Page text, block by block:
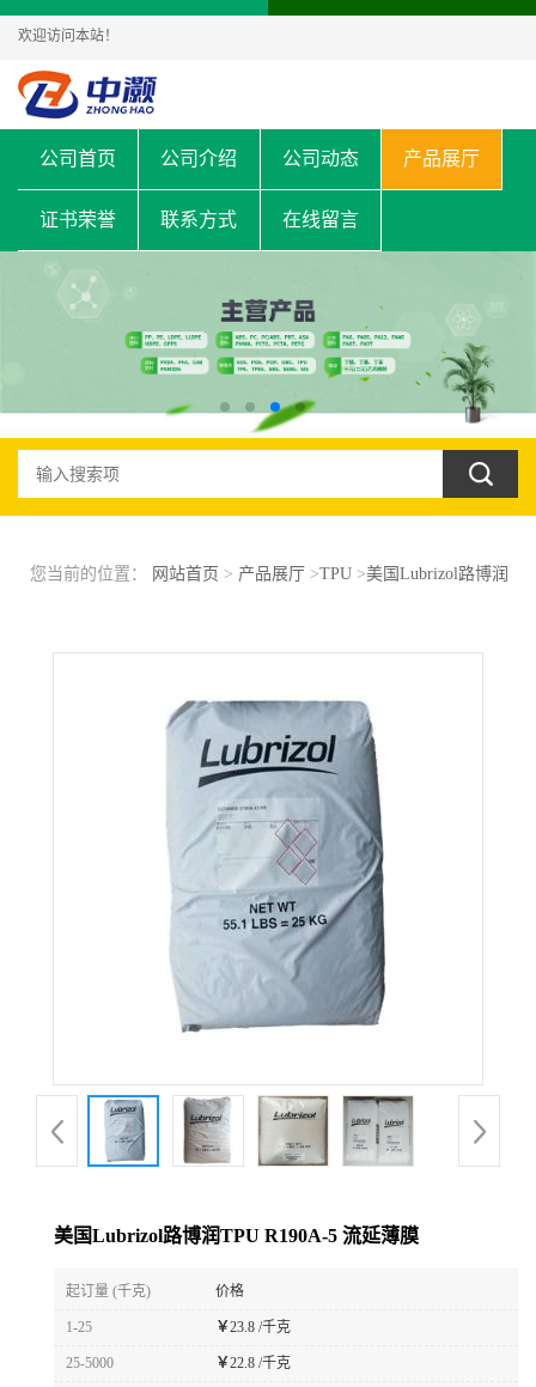
欢迎访问本站！
公司首页 公司介绍 公司动态 产品展厅
证书荣誉 联系方式 在线留言
您当前的位置： 网站首页 > 产品展厅>TPU>美国Lubrizol路博润
美国Lubrizol路博润TPU R190A-5 流延薄膜
起订量 (千克) 价格
1-25 ￥23.8 /千克
25-5000 ￥22.8 /千克